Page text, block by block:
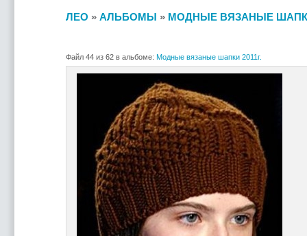
ЛЕО » АЛЬБОМЫ » МОДНЫЕ ВЯЗАНЫЕ ШАПКИ
Файл 44 из 62 в альбоме: Модные вязаные шапки 2011г.